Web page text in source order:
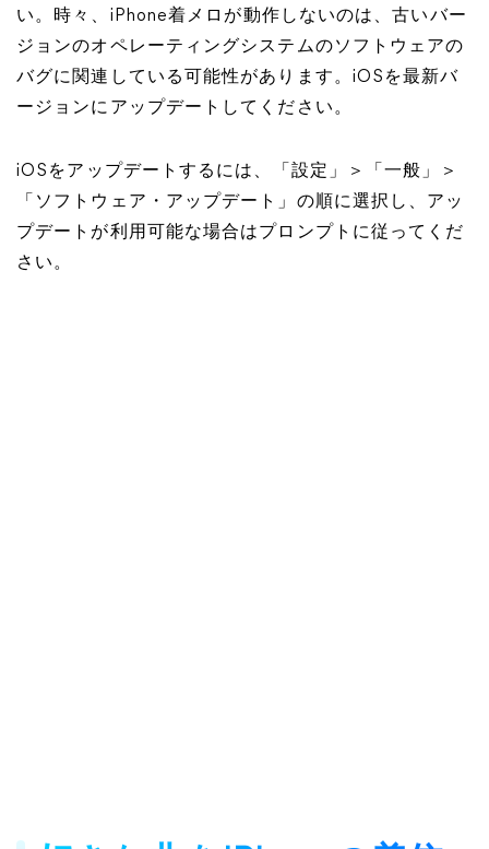
い。時々、iPhone着メロが動作しないのは、古いバー
ジョンのオペレーティングシステムのソフトウェアの
バグに関連している可能性があります。iOSを最新バ
ージョンにアップデートしてください。
iOSをアップデートするには、「設定」＞「一般」＞
「ソフトウェア・アップデート」の順に選択し、アッ
プデートが利用可能な場合はプロンプトに従ってくだ
さい。